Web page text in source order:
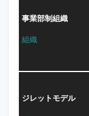
事業部制組織
組織
ジレットモデル